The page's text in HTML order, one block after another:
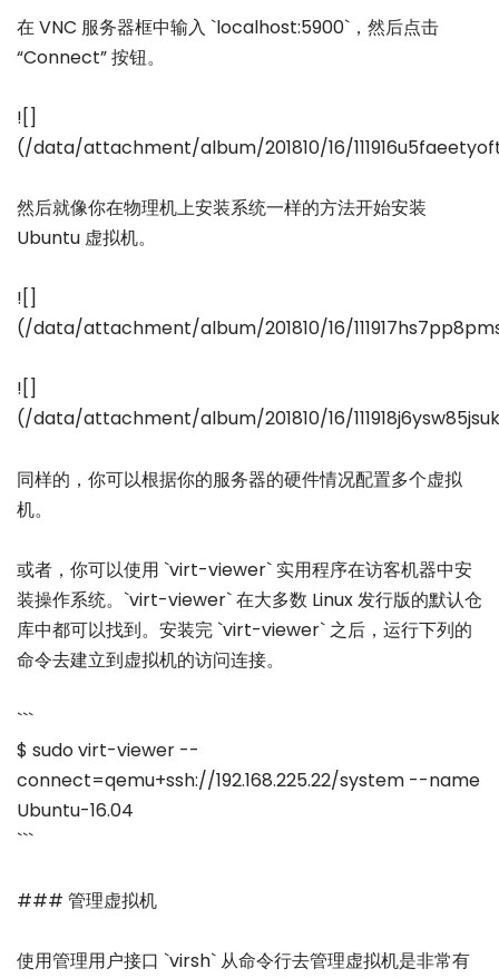
在 VNC 服务器框中输入 `localhost:5900`，然后点击
“Connect” 按钮。
![]
(/data/attachment/album/201810/16/
然后就像你在物理机上安装系统一样的方法开始安装
Ubuntu 虚拟机。
![]
(/data/attachment/album/201810/16/
![]
(/data/attachment/album/201810/16/
同样的，你可以根据你的服务器的硬件情况配置多个虚拟
机。
或者，你可以使用 `virt-viewer` 实用程序在访客机器中安
装操作系统。`virt-viewer` 在大多数 Linux 发行版的默认仓
库中都可以找到。安装完 `virt-viewer` 之后，运行下列的
命令去建立到虚拟机的访问连接。
```
$ sudo virt-viewer --
connect=qemu+ssh://192.168.225.22/system --name
Ubuntu-16.04
```
### 管理虚拟机
使用管理用户接口 `virsh` 从命令行去管理虚拟机是非常有